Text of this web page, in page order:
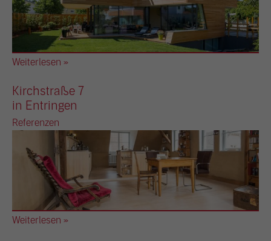
Weiterlesen »
Kirchstraße 7
in Entringen
Referenzen
Weiterlesen »